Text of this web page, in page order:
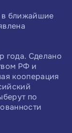
в ближайшие
года. Сделано
РФ и
кооперация
по